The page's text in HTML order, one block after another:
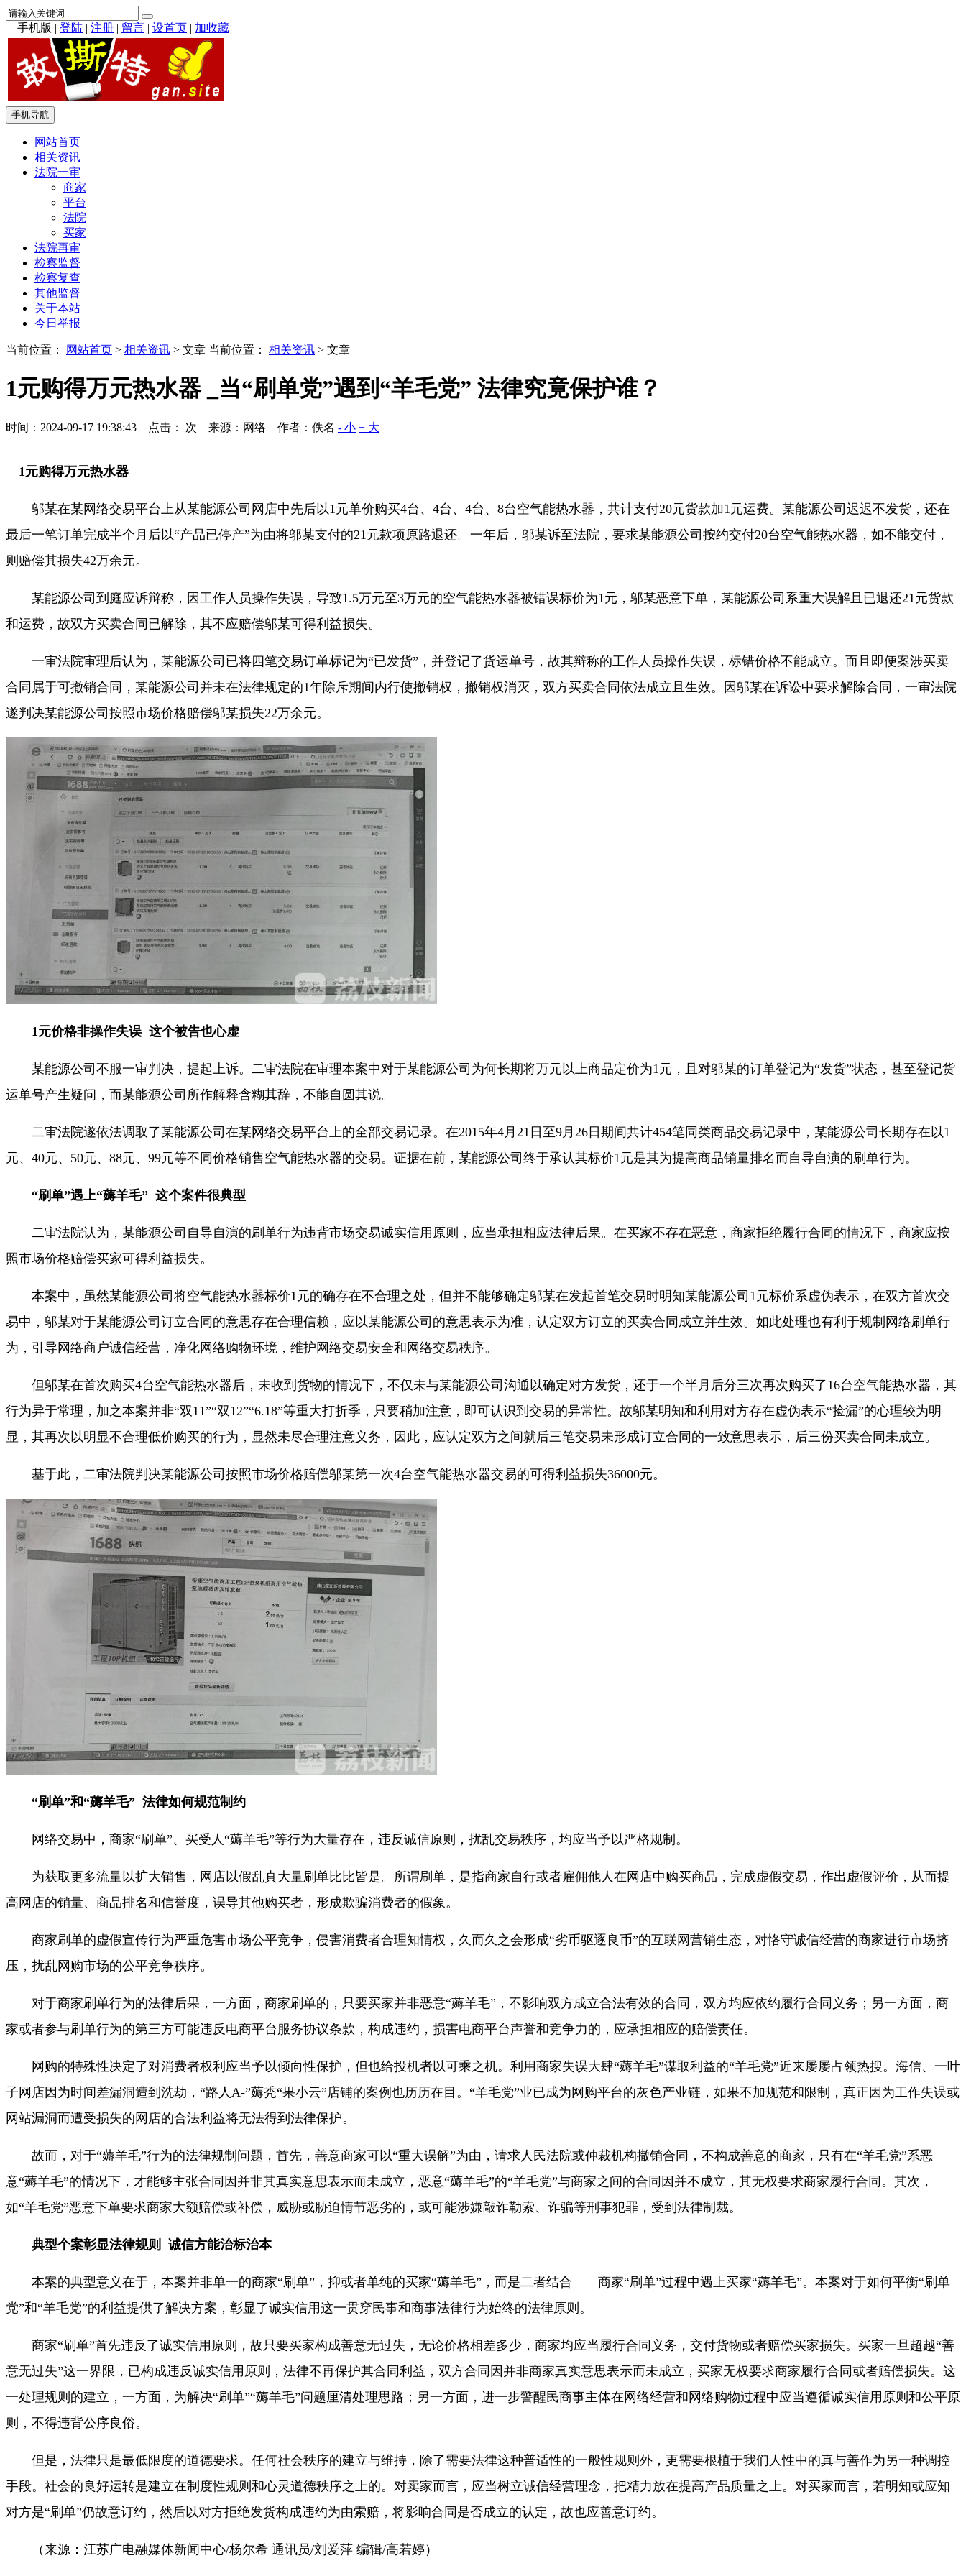
手机版 | 登陆 | 注册 | 留言 | 设首页 | 加收藏
手机导航
网站首页
相关资讯
法院一审
商家
平台
法院
买家
法院再审
检察监督
检察复查
其他监督
关于本站
今日举报
当前位置： 网站首页 > 相关资讯 > 文章 当前位置： 相关资讯 > 文章
1元购得万元热水器 _当“刷单党”遇到“羊毛党” 法律究竟保护谁？
时间：2024-09-17 19:38:43 点击： 次 来源：网络 作者：佚名 - 小 + 大
1元购得万元热水器
邬某在某网络交易平台上从某能源公司网店中先后以1元单价购买4台、4台、4台、8台空气能热水器，共计支付20元货款加1元运费。某能源公司迟迟不发货，还在
最后一笔订单完成半个月后以“产品已停产”为由将邬某支付的21元款项原路退还。一年后，邬某诉至法院，要求某能源公司按约交付20台空气能热水器，如不能交付，
则赔偿其损失42万余元。
某能源公司到庭应诉辩称，因工作人员操作失误，导致1.5万元至3万元的空气能热水器被错误标价为1元，邬某恶意下单，某能源公司系重大误解且已退还21元货款
和运费，故双方买卖合同已解除，其不应赔偿邬某可得利益损失。
一审法院审理后认为，某能源公司已将四笔交易订单标记为“已发货”，并登记了货运单号，故其辩称的工作人员操作失误，标错价格不能成立。而且即便案涉买卖
合同属于可撤销合同，某能源公司并未在法律规定的1年除斥期间内行使撤销权，撤销权消灭，双方买卖合同依法成立且生效。因邬某在诉讼中要求解除合同，一审法院
遂判决某能源公司按照市场价格赔偿邬某损失22万余元。
1元价格非操作失误 这个被告也心虚
某能源公司不服一审判决，提起上诉。二审法院在审理本案中对于某能源公司为何长期将万元以上商品定价为1元，且对邬某的订单登记为“发货”状态，甚至登记货
运单号产生疑问，而某能源公司所作解释含糊其辞，不能自圆其说。
二审法院遂依法调取了某能源公司在某网络交易平台上的全部交易记录。在2015年4月21日至9月26日期间共计454笔同类商品交易记录中，某能源公司长期存在以1
元、40元、50元、88元、99元等不同价格销售空气能热水器的交易。证据在前，某能源公司终于承认其标价1元是其为提高商品销量排名而自导自演的刷单行为。
“刷单”遇上“薅羊毛” 这个案件很典型
二审法院认为，某能源公司自导自演的刷单行为违背市场交易诚实信用原则，应当承担相应法律后果。在买家不存在恶意，商家拒绝履行合同的情况下，商家应按
照市场价格赔偿买家可得利益损失。
本案中，虽然某能源公司将空气能热水器标价1元的确存在不合理之处，但并不能够确定邬某在发起首笔交易时明知某能源公司1元标价系虚伪表示，在双方首次交
易中，邬某对于某能源公司订立合同的意思存在合理信赖，应以某能源公司的意思表示为准，认定双方订立的买卖合同成立并生效。如此处理也有利于规制网络刷单行
为，引导网络商户诚信经营，净化网络购物环境，维护网络交易安全和网络交易秩序。
但邬某在首次购买4台空气能热水器后，未收到货物的情况下，不仅未与某能源公司沟通以确定对方发货，还于一个半月后分三次再次购买了16台空气能热水器，其
行为异于常理，加之本案并非“双11”“双12”“6.18”等重大打折季，只要稍加注意，即可认识到交易的异常性。故邬某明知和利用对方存在虚伪表示“捡漏”的心理较为明
显，其再次以明显不合理低价购买的行为，显然未尽合理注意义务，因此，应认定双方之间就后三笔交易未形成订立合同的一致意思表示，后三份买卖合同未成立。
基于此，二审法院判决某能源公司按照市场价格赔偿邬某第一次4台空气能热水器交易的可得利益损失36000元。
“刷单”和“薅羊毛” 法律如何规范制约
网络交易中，商家“刷单”、买受人“薅羊毛”等行为大量存在，违反诚信原则，扰乱交易秩序，均应当予以严格规制。
为获取更多流量以扩大销售，网店以假乱真大量刷单比比皆是。所谓刷单，是指商家自行或者雇佣他人在网店中购买商品，完成虚假交易，作出虚假评价，从而提
高网店的销量、商品排名和信誉度，误导其他购买者，形成欺骗消费者的假象。
商家刷单的虚假宣传行为严重危害市场公平竞争，侵害消费者合理知情权，久而久之会形成“劣币驱逐良币”的互联网营销生态，对恪守诚信经营的商家进行市场挤
压，扰乱网购市场的公平竞争秩序。
对于商家刷单行为的法律后果，一方面，商家刷单的，只要买家并非恶意“薅羊毛”，不影响双方成立合法有效的合同，双方均应依约履行合同义务；另一方面，商
家或者参与刷单行为的第三方可能违反电商平台服务协议条款，构成违约，损害电商平台声誉和竞争力的，应承担相应的赔偿责任。
网购的特殊性决定了对消费者权利应当予以倾向性保护，但也给投机者以可乘之机。利用商家失误大肆“薅羊毛”谋取利益的“羊毛党”近来屡屡占领热搜。海信、一叶
子网店因为时间差漏洞遭到洗劫，“路人A-”薅秃“果小云”店铺的案例也历历在目。“羊毛党”业已成为网购平台的灰色产业链，如果不加规范和限制，真正因为工作失误或
网站漏洞而遭受损失的网店的合法利益将无法得到法律保护。
故而，对于“薅羊毛”行为的法律规制问题，首先，善意商家可以“重大误解”为由，请求人民法院或仲裁机构撤销合同，不构成善意的商家，只有在“羊毛党”系恶
意“薅羊毛”的情况下，才能够主张合同因并非其真实意思表示而未成立，恶意“薅羊毛”的“羊毛党”与商家之间的合同因并不成立，其无权要求商家履行合同。其次，
如“羊毛党”恶意下单要求商家大额赔偿或补偿，威胁或胁迫情节恶劣的，或可能涉嫌敲诈勒索、诈骗等刑事犯罪，受到法律制裁。
典型个案彰显法律规则 诚信方能治标治本
本案的典型意义在于，本案并非单一的商家“刷单”，抑或者单纯的买家“薅羊毛”，而是二者结合——商家“刷单”过程中遇上买家“薅羊毛”。本案对于如何平衡“刷单
党”和“羊毛党”的利益提供了解决方案，彰显了诚实信用这一贯穿民事和商事法律行为始终的法律原则。
商家“刷单”首先违反了诚实信用原则，故只要买家构成善意无过失，无论价格相差多少，商家均应当履行合同义务，交付货物或者赔偿买家损失。买家一旦超越“善
意无过失”这一界限，已构成违反诚实信用原则，法律不再保护其合同利益，双方合同因并非商家真实意思表示而未成立，买家无权要求商家履行合同或者赔偿损失。这
一处理规则的建立，一方面，为解决“刷单”“薅羊毛”问题厘清处理思路；另一方面，进一步警醒民商事主体在网络经营和网络购物过程中应当遵循诚实信用原则和公平原
则，不得违背公序良俗。
但是，法律只是最低限度的道德要求。任何社会秩序的建立与维持，除了需要法律这种普适性的一般性规则外，更需要根植于我们人性中的真与善作为另一种调控
手段。社会的良好运转是建立在制度性规则和心灵道德秩序之上的。对卖家而言，应当树立诚信经营理念，把精力放在提高产品质量之上。对买家而言，若明知或应知
对方是“刷单”仍故意订约，然后以对方拒绝发货构成违约为由索赔，将影响合同是否成立的认定，故也应善意订约。
（来源：江苏广电融媒体新闻中心/杨尔希 通讯员/刘爱萍 编辑/高若婷）